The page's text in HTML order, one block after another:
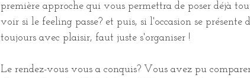
première approche qui vous permettra de poser déjà
voir si le feeling passe? et puis, si l'occasion se présente
toujours avec plaisir, faut juste s'organiser !
Le rendez-vous vous a conquis? Vous avez pu